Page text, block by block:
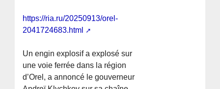
https://ria.ru/20250913/orel-
2041724683.html
Un engin explosif a explosé sur
une voie ferrée dans la région
d’Orel, a annoncé le gouverneur